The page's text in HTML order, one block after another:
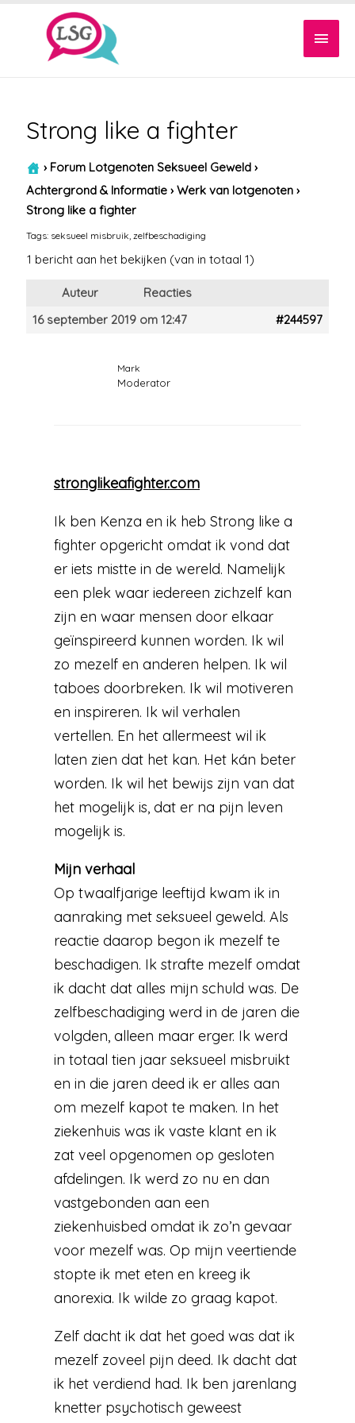
Strong like a fighter
› Forum Lotgenoten Seksueel Geweld ›
Achtergrond & Informatie › Werk van lotgenoten ›
Strong like a fighter
Tags: seksueel misbruik zelfbeschadiging
1 bericht aan het bekijken (van in totaal 1)
Auteur
Reacties
16 september 2019 om 12:47
#244597
Mark
Moderator
stronglikeafighter.com
Ik ben Kenza en ik heb Strong like a
fighter opgericht omdat ik vond dat
er iets mistte in de wereld. Namelijk
een plek waar iedereen zichzelf kan
zijn en waar mensen door elkaar
geïnspireerd kunnen worden. Ik wil
zo mezelf en anderen helpen. Ik wil
taboes doorbreken. Ik wil motiveren
en inspireren. Ik wil verhalen
vertellen. En het allermeest wil ik
laten zien dat het kan. Het kán beter
worden. Ik wil het bewijs zijn van dat
het mogelijk is, dat er na pijn leven
mogelijk is.
Mijn verhaal
Op twaalfjarige leeftijd kwam ik in
aanraking met seksueel geweld. Als
reactie daarop begon ik mezelf te
beschadigen. Ik strafte mezelf omdat
ik dacht dat alles mijn schuld was. De
zelfbeschadiging werd in de jaren die
volgden, alleen maar erger. Ik werd
in totaal tien jaar seksueel misbruikt
en in die jaren deed ik er alles aan
om mezelf kapot te maken. In het
ziekenhuis was ik vaste klant en ik
zat veel opgenomen op gesloten
afdelingen. Ik werd zo nu en dan
vastgebonden aan een
ziekenhuisbed omdat ik zo’n gevaar
voor mezelf was. Op mijn veertiende
stopte ik met eten en kreeg ik
anorexia. Ik wilde zo graag kapot.
Zelf dacht ik dat het goed was dat ik
mezelf zoveel pijn deed. Ik dacht dat
ik het verdiend had. Ik ben jarenlang
knetter psychotisch geweest